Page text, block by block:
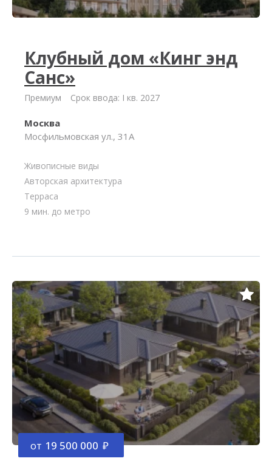
Клубный дом «Кинг энд
Санс»
Премиум Срок ввода: I кв. 2027
Москва
Мосфильмовская ул., 31А
Живописные виды
Авторская архитектура
Терраса
9 мин. до метро
от 19 500 000